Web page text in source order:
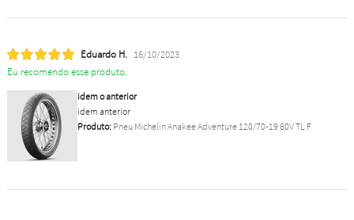
Eduardo H. 16/10/2023
Eu recomendo esse produto.
idem o anterior
idem anterior
Produto:Pneu Michelin Anakee Adventure 120/70-19 60V TL F